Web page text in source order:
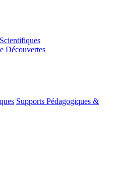
Découvertes
Supports Pédagogiques &